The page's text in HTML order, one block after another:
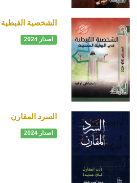
الشخصية
اصدار 2024
السرد المقارن
اصدار 2024